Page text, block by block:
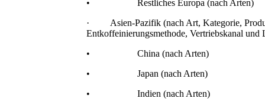
• Restliches Europa (nach Arten)
· Asien-Pazifik (nach Art, Kategorie,
Entkoffeinierungsmethode, Vertriebskanal und
• China (nach Arten)
• Japan (nach Arten)
• Indien (nach Arten)